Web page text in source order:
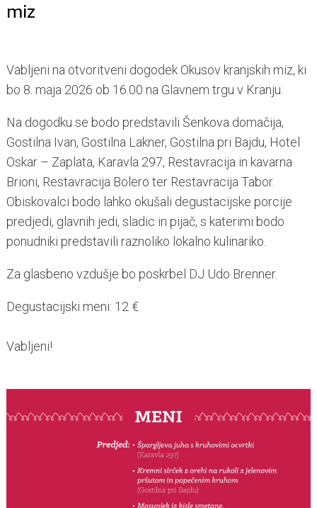
miz
Vabljeni na otvoritveni dogodek Okusov kranjskih miz, ki
bo 8. maja 2026 ob 16.00 na Glavnem trgu v Kranju.
Na dogodku se bodo predstavili Šenkova domačija,
Gostilna Ivan, Gostilna Lakner, Gostilna pri Bajdu, Hotel
Oskar – Zaplata, Karavla 297, Restavracija in kavarna
Brioni, Restavracija Bolero ter Restavracija Tabor.
Obiskovalci bodo lahko okušali degustacijske porcije
predjedi, glavnih jedi, sladic in pijač, s katerimi bodo
ponudniki predstavili raznoliko lokalno kulinariko.
Za glasbeno vzdušje bo poskrbel DJ Udo Brenner.
Degustacijski meni: 12 €
Vabljeni!